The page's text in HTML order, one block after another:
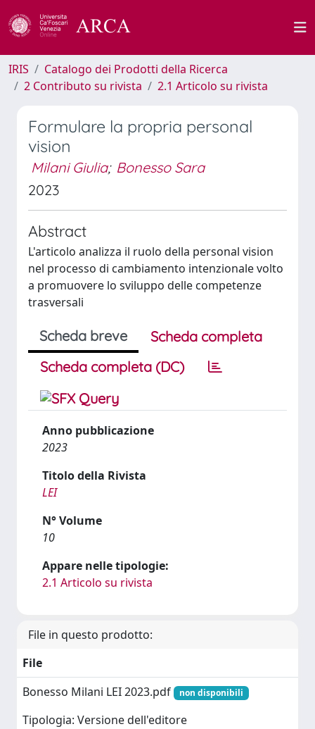
IRIS
Catalogo dei Prodotti della Ricerca
2 Contributo su rivista
2.1 Articolo su rivista
Formulare la propria personal
vision
Milani Giulia; Bonesso Sara
2023
Abstract
L'articolo analizza il ruolo della personal vision
nel processo di cambiamento intenzionale volto
a promuovere lo sviluppo delle competenze
trasversali
Scheda breve
Scheda completa
Scheda completa (DC)
Anno pubblicazione
2023
Titolo della Rivista
LEI
N° Volume
10
Appare nelle tipologie:
2.1 Articolo su rivista
File in questo prodotto:
File
Bonesso Milani LEI 2023.pdf
non disponibili
Tipologia: Versione dell'editore